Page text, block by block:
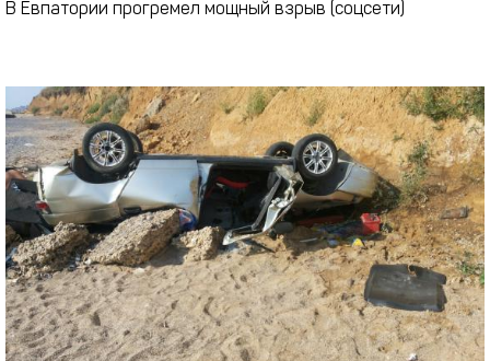
В Евпатории прогремел мощный взрыв (соцсети)